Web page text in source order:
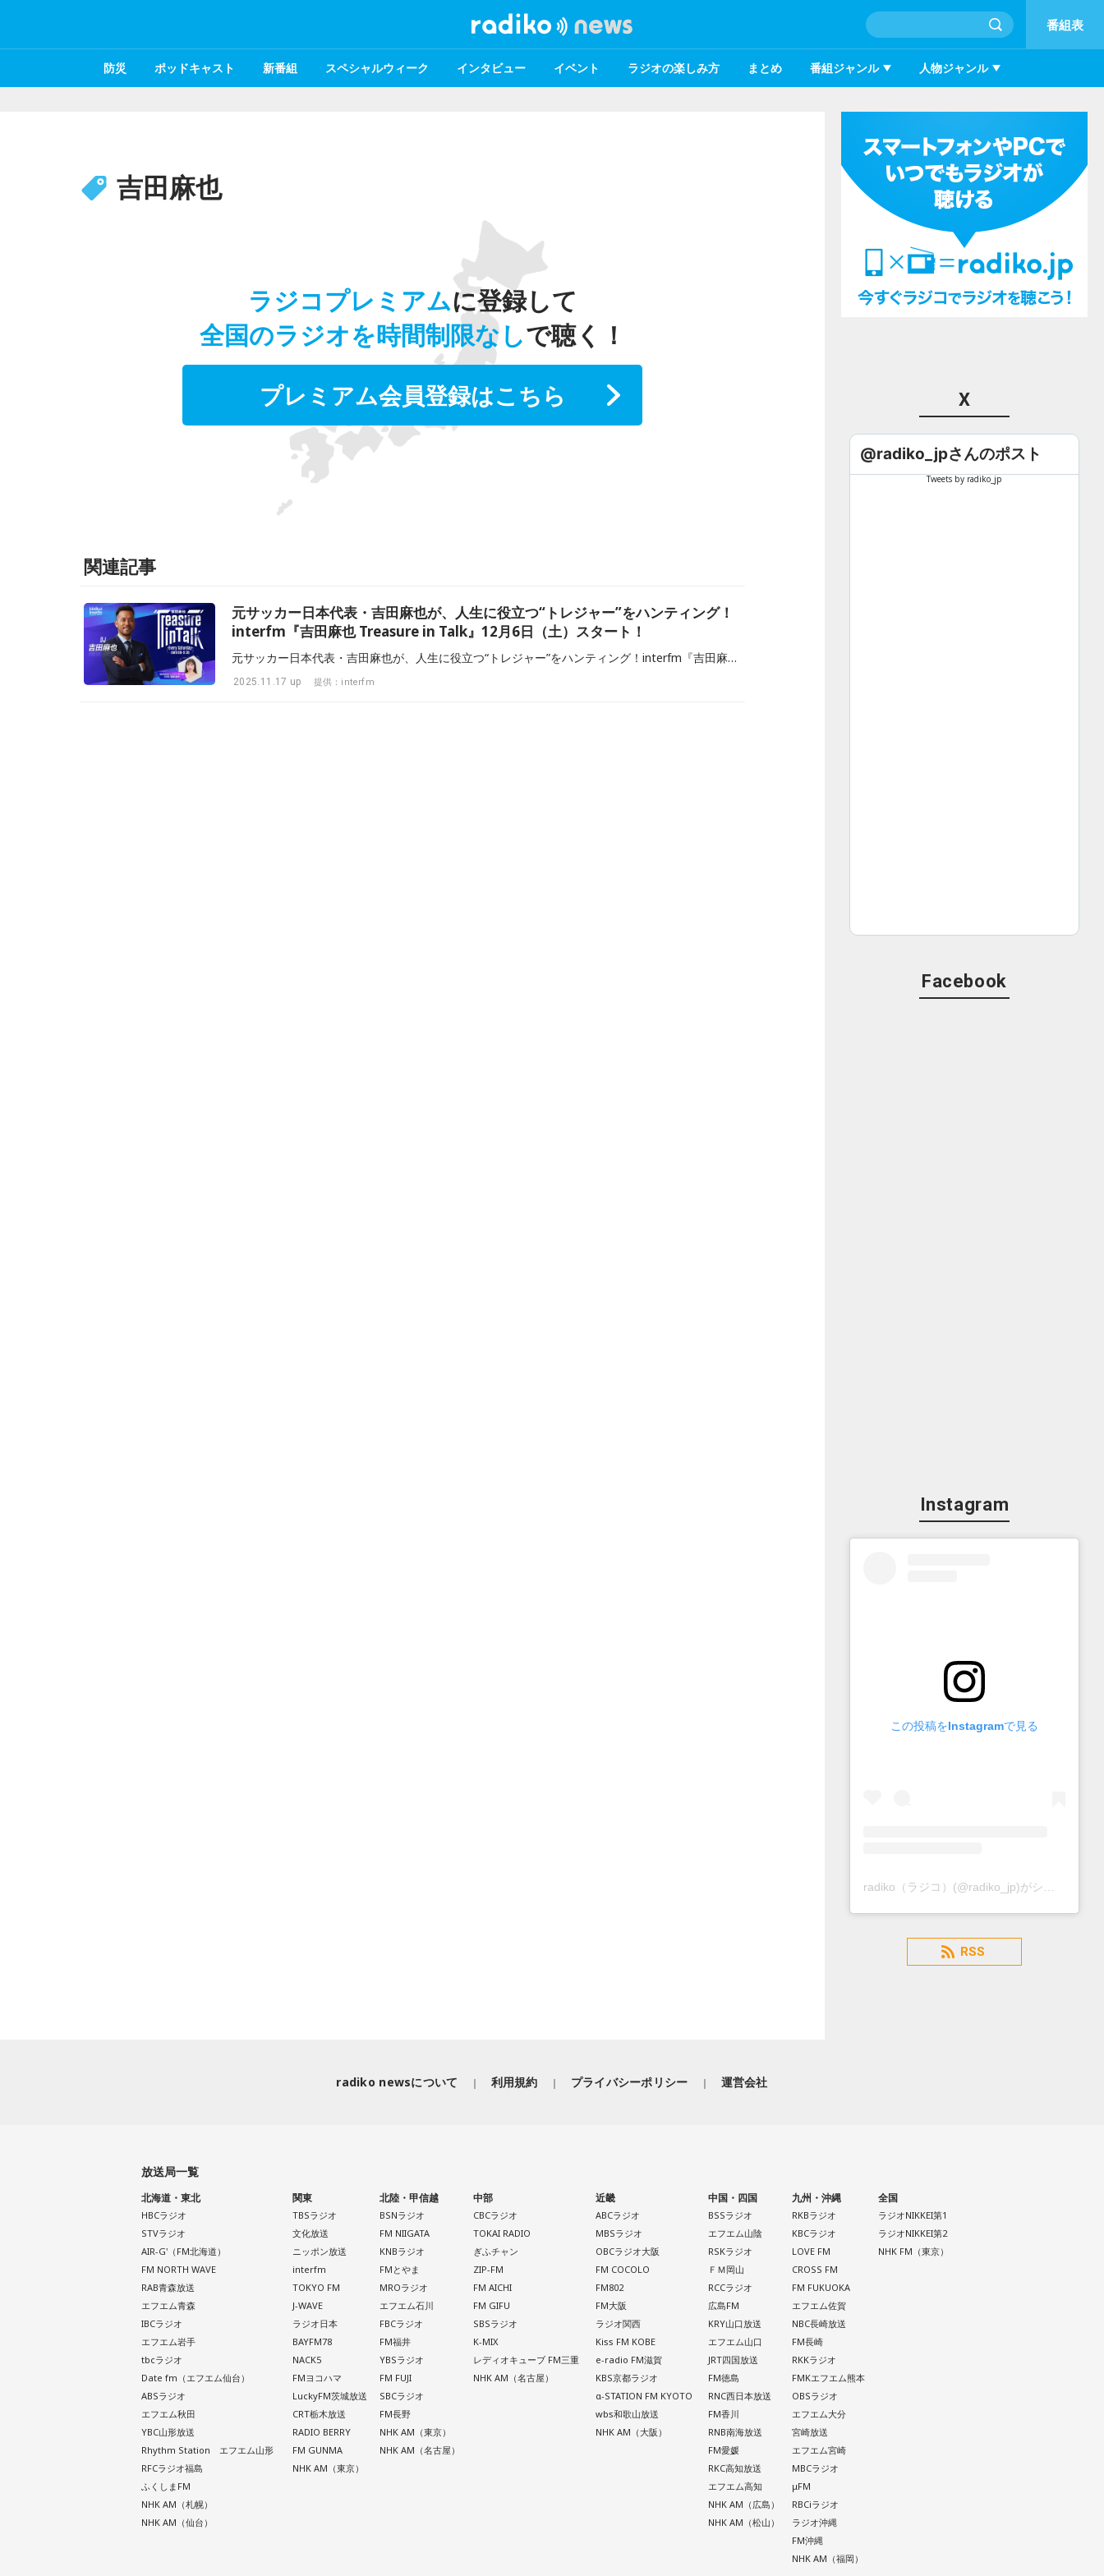
番組表
防災 ポッドキャスト 新番組 スペシャルウィーク インタビュー イベント ラジオの楽しみ方 まとめ 番組ジャンル 人物ジャンル
吉田麻也
ラジコプレミアムに登録して
全国のラジオを時間制限なしで聴く！
プレミアム会員登録はこちら
関連記事
元サッカー日本代表・吉田麻也が、人生に役立つ“トレジャー”をハンティング！
interfm『吉田麻也 Treasure in Talk』12月6日（土）スタート！
元サッカー日本代表・吉田麻也が、人生に役立つ“トレジャー”をハンティング！interfm『吉田麻也 Treasure in Talk』 初回放送は12月6日（土）午前9時00分から！
2025.11.17 up 提供：interfm
X
@radiko_jpさんのポスト
Tweets by radiko_jp
Facebook
Instagram
この投稿をInstagramで見る
radiko（ラジコ）(@radiko_jp)がシェアした投稿
RSS
radiko newsについて 利用規約 プライバシーポリシー 運営会社
放送局一覧
北海道・東北
HBCラジオ
STVラジオ
AIR-G'（FM北海道）
FM NORTH WAVE
RAB青森放送
エフエム青森
IBCラジオ
エフエム岩手
tbcラジオ
Date fm（エフエム仙台）
ABSラジオ
エフエム秋田
YBC山形放送
Rhythm Station エフエム山形
RFCラジオ福島
ふくしまFM
NHK AM（札幌）
NHK AM（仙台）
関東
TBSラジオ
文化放送
ニッポン放送
interfm
TOKYO FM
J-WAVE
ラジオ日本
BAYFM78
NACK5
FMヨコハマ
LuckyFM茨城放送
CRT栃木放送
RADIO BERRY
FM GUNMA
NHK AM（東京）
北陸・甲信越
BSNラジオ
FM NIIGATA
KNBラジオ
FMとやま
MROラジオ
エフエム石川
FBCラジオ
FM福井
YBSラジオ
FM FUJI
SBCラジオ
FM長野
NHK AM（東京）
NHK AM（名古屋）
中部
CBCラジオ
TOKAI RADIO
ぎふチャン
ZIP-FM
FM AICHI
FM GIFU
SBSラジオ
K-MIX
レディオキューブ FM三重
NHK AM（名古屋）
近畿
ABCラジオ
MBSラジオ
OBCラジオ大阪
FM COCOLO
FM802
FM大阪
ラジオ関西
Kiss FM KOBE
e-radio FM滋賀
KBS京都ラジオ
α-STATION FM KYOTO
wbs和歌山放送
NHK AM（大阪）
中国・四国
BSSラジオ
エフエム山陰
RSKラジオ
ＦＭ岡山
RCCラジオ
広島FM
KRY山口放送
エフエム山口
JRT四国放送
FM徳島
RNC西日本放送
FM香川
RNB南海放送
FM愛媛
RKC高知放送
エフエム高知
NHK AM（広島）
NHK AM（松山）
九州・沖縄
RKBラジオ
KBCラジオ
LOVE FM
CROSS FM
FM FUKUOKA
エフエム佐賀
NBC長崎放送
FM長崎
RKKラジオ
FMKエフエム熊本
OBSラジオ
エフエム大分
宮崎放送
エフエム宮崎
MBCラジオ
μFM
RBCiラジオ
ラジオ沖縄
FM沖縄
NHK AM（福岡）
全国
ラジオNIKKEI第1
ラジオNIKKEI第2
NHK FM（東京）